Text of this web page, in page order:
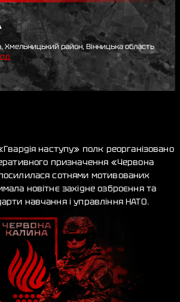
Хмельницький район, Вінницька область
наступу» полк реорганізовано
призначення «Червона
сотнями мотивованих
новітнє західне озброєння та
навчання і управління НАТО.